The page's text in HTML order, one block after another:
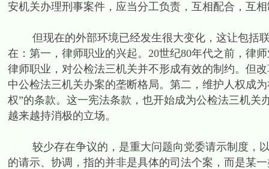
安机关办理刑事案件，应当分工负责，互相配合，互
但现在的外部环境已经发生很大变化，这让包括联
在：第一，律师职业的兴起。20世纪80年代之前，律
律师职业，对公检法三机关并不形成有效的制约。但
中公检法三机关办案的垄断格局。第二，维护人权成
权”的条款。这一宪法条款，也开始成为公检法三机
越来越持消极的立场。
较少存在争议的，是重大问题向党委请示制度，以
的请示、协调，指的并非是具体的司法个案，而是某